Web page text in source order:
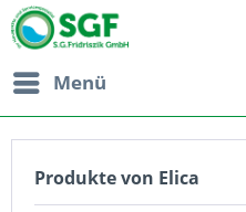
Menü
Produkte von Elica